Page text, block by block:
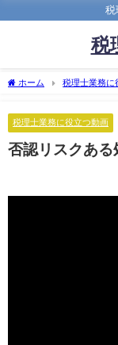
税
税
ホーム 税理士業務に
税理士業務に役立つ動画
否認リスクあ